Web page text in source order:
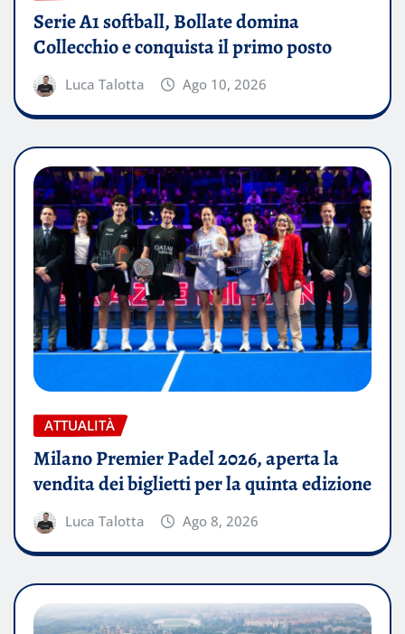
Serie A1 softball, Bollate domina
Collecchio e conquista il primo posto
Luca Talotta Ago 10, 2026
ATTUALITÀ
Milano Premier Padel 2026, aperta la
vendita dei biglietti per la quinta edizione
Luca Talotta Ago 8, 2026